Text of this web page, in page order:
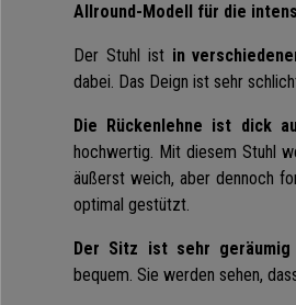
Allround-Modell für die
Der Stuhl istin
dabei. Das Deign ist sehr
Die Rückenlehne ist dick
hochwertig. Mit diesem Stuhl
äußerst weich, aber dennoch
optimal gestützt.
Der Sitz ist sehr
bequem. Sie werden sehen,